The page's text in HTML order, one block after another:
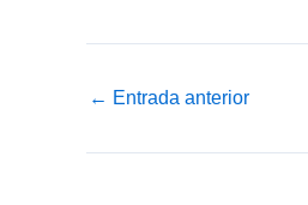
← Entrada anterior